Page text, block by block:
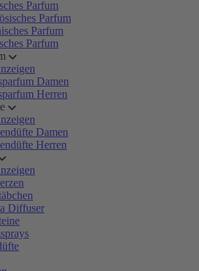
Parfum
Parfum
Parfum
Parfum
Damen
Herren
Damen
Herren
Diffuser